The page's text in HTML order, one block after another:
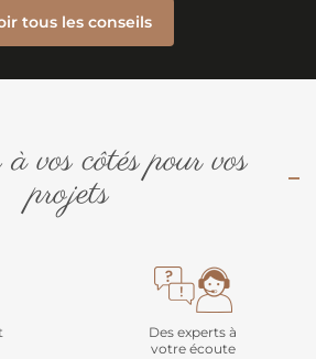
tous les conseils
vos côtés pour vos
projets
Des experts à
votre écoute